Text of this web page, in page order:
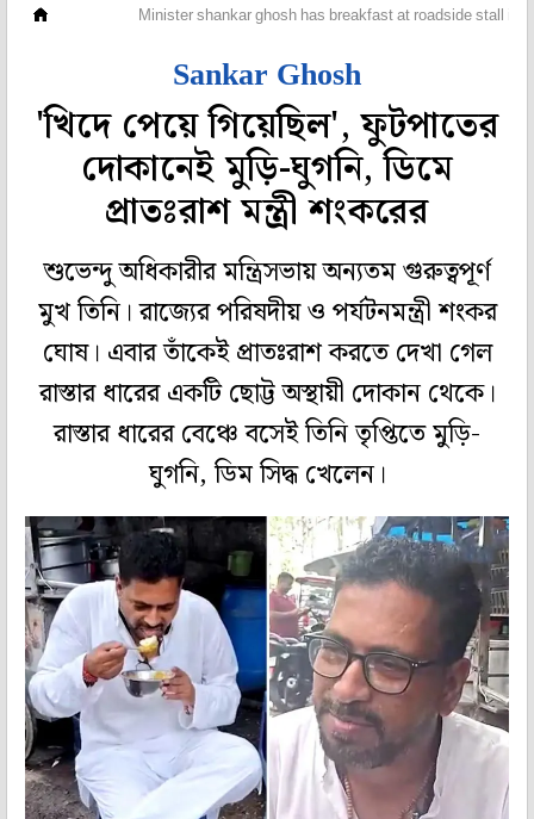
Minister shankar ghosh has breakfast at roadside stall in
Sankar Ghosh
'খিদে পেয়ে গিয়েছিল', ফুটপাতের
দোকানেই মুড়ি-ঘুগনি, ডিমে
প্রাতঃরাশ মন্ত্রী শংকরের
শুভেন্দু অধিকারীর মন্ত্রিসভায় অন্যতম গুরুত্বপূর্ণ
মুখ তিনি। রাজ্যের পরিষদীয় ও পর্যটনমন্ত্রী শংকর
ঘোষ। এবার তাঁকেই প্রাতঃরাশ করতে দেখা গেল
রাস্তার ধারের একটি ছোট্ট অস্থায়ী দোকান থেকে।
রাস্তার ধারের বেঞ্চে বসেই তিনি তৃপ্তিতে মুড়ি-
ঘুগনি, ডিম সিদ্ধ খেলেন।